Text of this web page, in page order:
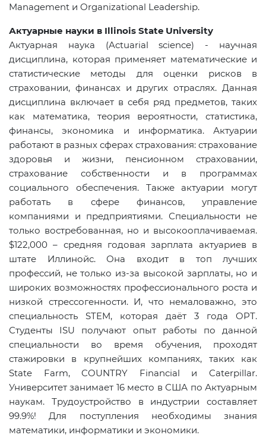
Management и Organizational Leadership.
Актуарные науки в Illinois State University
Актуарная наука (Actuarial science) - научная
дисциплина, которая применяет математические и
статистические методы для оценки рисков в
страховании, финансах и других отраслях. Данная
дисциплина включает в себя ряд предметов, таких
как математика, теория вероятности, статистика,
финансы, экономика и информатика. Актуарии
работают в разных сферах страхования: страхование
здоровья и жизни, пенсионном страховании,
страхование собственности и в программах
социального обеспечения. Также актуарии могут
работать в сфере финансов, управление
компаниями и предприятиями. Специальности не
только востребованная, но и высокооплачиваемая.
$122,000 – средняя годовая зарплата актуариев в
штате Иллинойс. Она входит в топ лучших
профессий, не только из-за высокой зарплаты, но и
широких возможностях профессионального роста и
низкой стрессогенности. И, что немаловажно, это
специальность STEM, которая даёт 3 года OPT.
Студенты ISU получают опыт работы по данной
специальности во время обучения, проходят
стажировки в крупнейших компаниях, таких как
State Farm, COUNTRY Financial и Caterpillar.
Университет занимает 16 место в США по Актуарным
наукам. Трудоустройство в индустрии составляет
99.9%! Для поступления необходимы знания
математики, информатики и экономики.